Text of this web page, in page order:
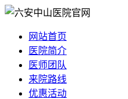
网站首页
医院简介
医师团队
来院路线
优惠活动